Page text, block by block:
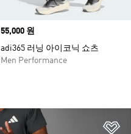
Price
55,000 원
adi365 러닝 아이코닉 쇼츠
Men Performance